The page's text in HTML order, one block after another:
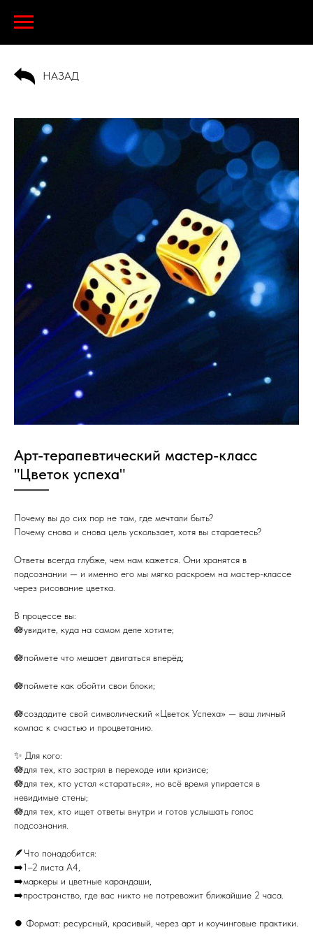
НАЗАД
Арт-терапевтический мастер-класс
"Цветок успеха"
Почему вы до сих пор не там, где мечтали быть?
Почему снова и снова цель ускользает, хотя вы стараетесь?
Ответы всегда глубже, чем нам кажется. Они хранятся в
подсознании — и именно его мы мягко раскроем на мастер-классе
через рисование цветка.
В процессе вы:
🪷увидите, куда на самом деле хотите;
🪷поймете что мешает двигаться вперёд;
🪷поймете как обойти свои блоки;
🪷создадите свой символический «Цветок Успеха» — ваш личный
компас к счастью и процветанию.
✨ Для кого:
🪷для тех, кто застрял в переходе или кризисе;
🪷для тех, кто устал «стараться», но всё время упирается в
невидимые стены;
🪷для тех, кто ищет ответы внутри и готов услышать голос
подсознания.
🪶Что понадобится:
➡️1–2 листа А4,
➡️маркеры и цветные карандаши,
➡️пространство, где вас никто не потревожит ближайшие 2 часа.
⏺️ Формат: ресурсный, красивый, через арт и коучинговые практики.